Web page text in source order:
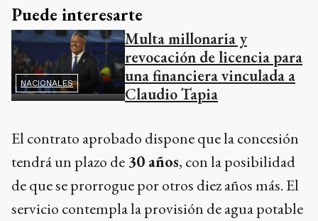
Puede interesarte
NACIONALES
Multa millonaria y
revocación de licencia para
una financiera vinculada a
Claudio Tapia
El contrato aprobado dispone que la concesión
tendrá un plazo de 30 años, con la posibilidad
de que se prorrogue por otros diez años más. El
servicio contempla la provisión de agua potable